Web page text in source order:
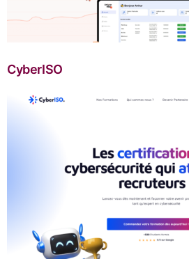
CyberISO